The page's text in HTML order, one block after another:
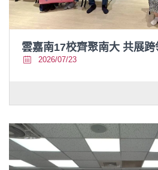
雲嘉南17校齊聚南大 共展
2026/07/23